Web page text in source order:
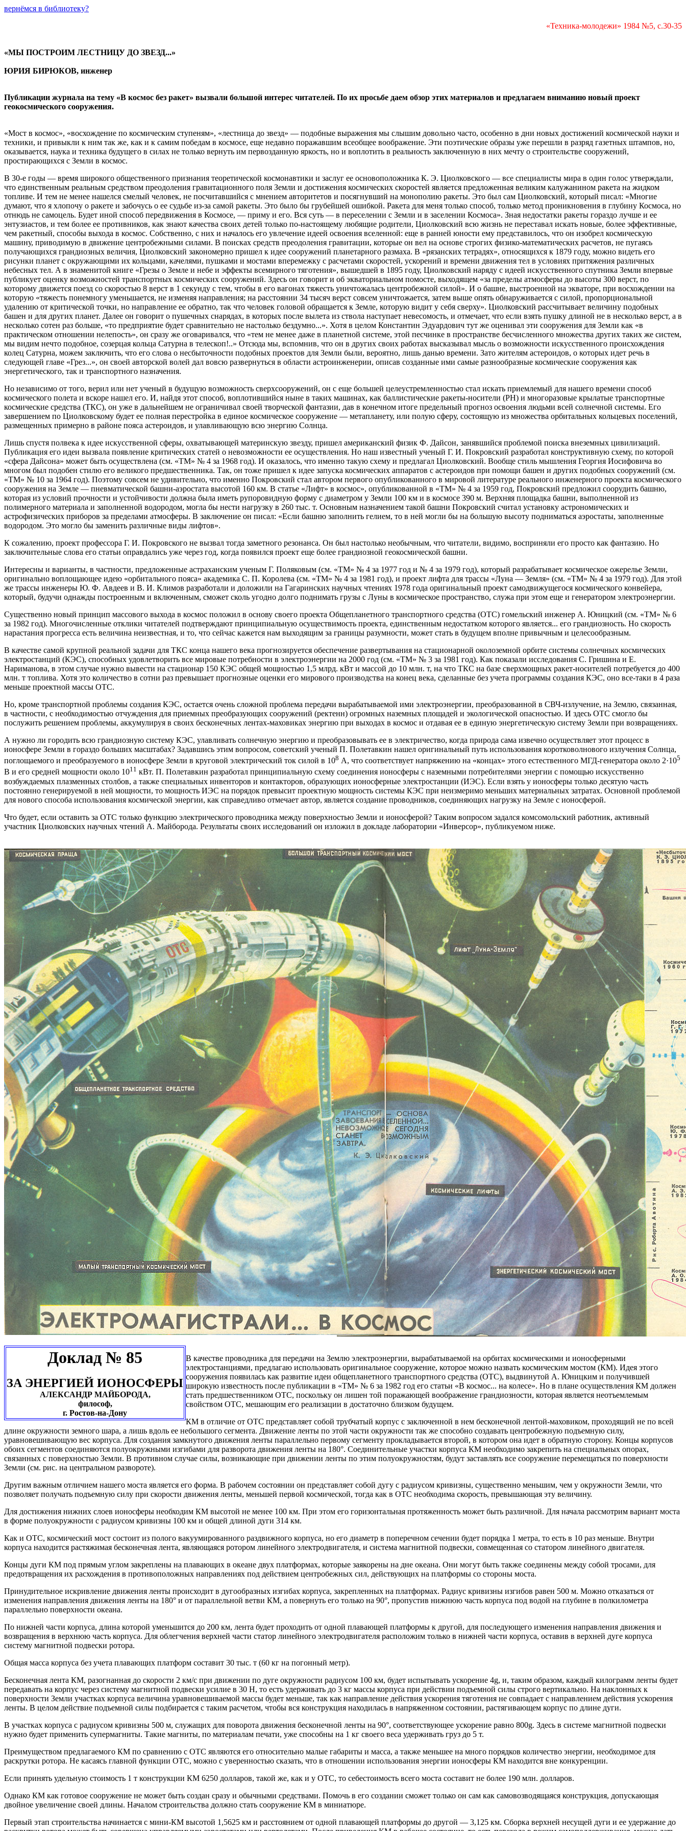
вернёмся в библиотеку?
«Техника-молодежи» 1984 №5, с.30-35
«МЫ ПОСТРОИМ ЛЕСТНИЦУ ДО ЗВЕЗД...»
ЮРИЯ БИРЮКОВ, инженер
Публикации журнала на тему «В космос без ракет» вызвали большой интерес читателей. По их просьбе даем обзор этих материалов и предлагаем вниманию новый проект
геокосмического сооружения.
«Мост в космос», «восхождение по космическим ступеням», «лестница до звезд» — подобные выражения мы слышим довольно часто, особенно в дни новых достижений космической науки и
техники, и привыкли к ним так же, как и к самим победам в космосе, еще недавно поражавшим всеобщее воображение. Эти поэтические образы уже перешли в разряд газетных штампов, но,
оказывается, наука и техника будущего в силах не только вернуть им первозданную яркость, но и воплотить в реальность заключенную в них мечту о строительстве сооружений,
простирающихся с Земли в космос.
В 30-е годы — время широкого общественного признания теоретической космонавтики и заслуг ее основоположника К. Э. Циолковского — все специалисты мира в один голос утверждали,
что единственным реальным средством преодоления гравитационного поля Земли и достижения космических скоростей является предложенная великим калужанином ракета на жидком
топливе. И тем не менее нашелся смелый человек, не посчитавшийся с мнением авторитетов и посягнувший на монополию ракеты. Это был сам Циолковский, который писал: «Многие
думают, что я хлопочу о ракете и забочусь о ее судьбе из-за самой ракеты. Это было бы грубейшей ошибкой. Ракета для меня только способ, только метод проникновения в глубину Космоса, но
отнюдь не самоцель. Будет иной способ передвижения в Космосе, — приму и его. Вся суть — в переселении с Земли и в заселении Космоса». Зная недостатки ракеты гораздо лучше и ее
энтузиастов, и тем более ее противников, как знают качества своих детей только по-настоящему любящие родители, Циолковский всю жизнь не переставал искать новые, более эффективные,
чем ракетный, способы выхода в космос. Собственно, с них и началось его увлечение идеей освоения вселенной: еще в ранней юности ему представилось, что он изобрел космическую
машину, приводимую в движение центробежными силами. В поисках средств преодоления гравитации, которые он вел на основе строгих физико-математических расчетов, не пугаясь
получающихся грандиозных величия, Циолковский закономерно пришел к идее сооружений планетарного размаха. В «рязанских тетрадях», относящихся к 1879 году, можно видеть его
рисунки планет с окружающими их кольцами, качелями, пушками и мостами вперемежку с расчетами скоростей, ускорений и времени движения тел в условиях притяжения различных
небесных тел. А в знаменитой книге «Грезы о Земле и небе и эффекты всемирного тяготения», вышедшей в 1895 году, Циолковский наряду с идеей искусственного спутника Земли впервые
публикует оценку возможностей транспортных космических сооружений. Здесь он говорит и об экваториальном помосте, выходящем «за пределы атмосферы до высоты 300 верст, по
которому движется поезд со скоростью 8 верст в 1 секунду с тем, чтобы в его вагонах тяжесть уничтожалась центробежной силой». И о башне, выстроенной на экваторе, при восхождении на
которую «тяжесть понемногу уменьшается, не изменяя направления; на расстоянии 34 тысяч верст совсем уничтожается, затем выше опять обнаруживается с силой, пропорциональной
удалению от критической точки, но направление ее обратно, так что человек головой обращается к Земле, которую видит у себя сверху». Циолковский рассчитывает величину подобных
башен и для других планет. Далее он говорит о пушечных снарядах, в которых после вылета из ствола наступает невесомость, и отмечает, что если взять пушку длиной не в несколько верст, а в
несколько сотен раз больше, «то предприятие будет сравнительно не настолько бездумно...». Хотя в целом Константин Эдуардович тут же оценивал эти сооружения для Земли как «в
практическом отношении нелепость», он сразу же оговаривался, что «тем не менее даже в планетной системе, этой песчинке в пространстве бесчисленного множества других таких же систем,
мы видим нечто подобное, созерцая кольца Сатурна в телескоп!..» Отсюда мы, вспомнив, что он в других своих работах высказывал мысль о возможности искусственного происхождения
колец Сатурна, можем заключить, что его слова о несбыточности подобных проектов для Земли были, вероятно, лишь данью времени. Зато жителям астероидов, о которых идет речь в
следующей главе «Грез...», он своей авторской волей дал вовсю развернуться в области астроинженерии, описав созданные ими самые разнообразные космические сооружения как
энергетического, так и транспортного назначения.
Но независимо от того, верил или нет ученый в будущую возможность сверхсооружений, он с еще большей целеустремленностью стал искать приемлемый для нашего времени способ
космического полета и вскоре нашел его. И, найдя этот способ, воплотившийся ныне в таких машинах, как баллистические ракеты-носители (РН) и многоразовые крылатые транспортные
космические средства (ТКС), он уже в дальнейшем не ограничивал своей творческой фантазии, дав в конечном итоге предельный прогноз освоения людьми всей солнечной системы. Его
завершением по Циолковскому будет ее полная перестройка в единое космическое сооружение — метапланету, или полую сферу, состоящую из множества орбитальных кольцевых поселений,
размещенных примерно в районе пояса астероидов, и улавливающую всю энергию Солнца.
Лишь спустя полвека к идее искусственной сферы, охватывающей материнскую звезду, пришел американский физик Ф. Дайсон, занявшийся проблемой поиска внеземных цивилизаций.
Публикация его идеи вызвала появление критических статей о невозможности ее осуществления. Но наш известный ученый Г. И. Покровский разработал конструктивную схему, по которой
«сфера Дайсона» может быть осуществлена (см. «ТМ» № 4 за 1968 год). И оказалось, что именно такую схему и предлагал Циолковский. Вообще стиль мышления Георгия Иосифовича во
многом был подобен стилю его великого предшественника. Так, он тоже пришел к идее запуска космических аппаратов с астероидов при помощи башен и других подобных сооружений (см.
«ТМ» № 10 за 1964 год). Поэтому совсем не удивительно, что именно Покровский стал автором первого опубликованного в мировой литературе реального инженерного проекта космического
сооружения на Земле — пневматической башни-аэростата высотой 160 км. В статье «Лифт» в космос», опубликованной в «ТМ» № 4 за 1959 год, Покровский предложил соорудить башню,
которая из условий прочности и устойчивости должна была иметь рупоровидную форму с диаметром у Земли 100 км и в космосе 390 м. Верхняя площадка башни, выполненной из
полимерного материала и заполненной водородом, могла бы нести нагрузку в 260 тыс. т. Основным назначением такой башни Покровский считал установку астрономических и
астрофизических приборов за пределами атмосферы. В заключение он писал: «Если башню заполнить гелием, то в ней могли бы на большую высоту подниматься аэростаты, заполненные
водородом. Это могло бы заменить различные виды лифтов».
К сожалению, проект профессора Г. И. Покровского не вызвал тогда заметного резонанса. Он был настолько необычным, что читатели, видимо, восприняли его просто как фантазию. Но
заключительные слова его статьи оправдались уже через год, когда появился проект еще более грандиозной геокосмической башни.
Интересны и варианты, в частности, предложенные астраханским ученым Г. Поляковым (см. «ТМ» № 4 за 1977 год и № 4 за 1979 год), который разрабатывает космическое ожерелье Земли,
оригинально воплощающее идею «орбитального пояса» академика С. П. Королева (см. «ТМ» № 4 за 1981 год), и проект лифта для трассы «Луна — Земля» (см. «ТМ» № 4 за 1979 год). Для этой
же трассы инженеры Ю. Ф. Авдеев и В. И. Климов разработали и доложили на Гагаринских научных чтениях 1978 года оригинальный проект самодвижущегося космического конвейера,
который, будучи однажды построенным и включенным, сможет сколь угодно долго поднимать грузы с Луны в космическое пространство, служа при этом еще и генератором электроэнергии.
Существенно новый принцип массового выхода в космос положил в основу своего проекта Общепланетного транспортного средства (ОТС) гомельский инженер А. Юницкий (см. «ТМ» № 6
за 1982 год). Многочисленные отклики читателей подтверждают принципиальную осуществимость проекта, единственным недостатком которого является... его грандиозность. Но скорость
нарастания прогресса есть величина неизвестная, и то, что сейчас кажется нам выходящим за границы разумности, может стать в будущем вполне привычным и целесообразным.
В качестве самой крупной реальной задачи для ТКС конца нашего века прогнозируется обеспечение развертывания на стационарной околоземной орбите системы солнечных космических
электростанций (КЭС), способных удовлетворить все мировые потребности в электроэнергии на 2000 год (см. «ТМ» № 3 за 1981 год). Как показали исследования С. Гришина и Е.
Нариманова, в этом случае нужно вывести на стационар 150 КЭС общей мощностью 1,5 млрд. кВт и массой до 10 млн. т, на что ТКС на базе сверхмощных ракет-носителей потребуется до 400
млн. т топлива. Хотя это количество в сотни раз превышает прогнозные оценки его мирового производства на конец века, сделанные без учета программы создания КЭС, оно все-таки в 4 раза
меньше проектной массы ОТС.
Но, кроме транспортной проблемы создания КЭС, остается очень сложной проблема передачи вырабатываемой ими электроэнергии, преобразованной в СВЧ-излучение, на Землю, связанная,
в частности, с необходимостью отчуждения для приемных преобразующих сооружений (ректенн) огромных наземных площадей и экологической опасностью. И здесь ОТС смогло бы
послужить решением проблемы, аккумулируя в своих бесконечных лентах-маховиках энергию при выходах в космос и отдавая ее в единую энергетическую систему Земли при возвращениях.
А нужно ли городить всю грандиозную систему КЭС, улавливать солнечную энергию и преобразовывать ее в электричество, когда природа сама извечно осуществляет этот процесс в
ионосфере Земли в гораздо больших масштабах? Задавшись этим вопросом, советский ученый П. Полетавкин нашел оригинальный путь использования коротковолнового излучения Солнца,
поглощаемого и преобразуемого в ионосфере Земли в круговой электрический ток силой в 108 А, что соответствует напряжению на «концах» этого естественного МГД-генератора около 2·105
В и его средней мощности около 1011 кВт. П. Полетавкин разработал принципиальную схему соединения ионосферы с наземными потребителями энергии с помощью искусственно
возбуждаемых плазменных столбов, а также специальных инвенторов и контакторов, образующих ионосферные электростанции (ИЭС). Если взять у ионосферы только десятую часть
постоянно генерируемой в ней мощности, то мощность ИЭС на порядок превысит проектную мощность системы КЭС при неизмеримо меньших материальных затратах. Основной проблемой
для нового способа использования космической энергии, как справедливо отмечает автор, является создание проводников, соединяющих нагрузку на Земле с ионосферой.
Что будет, если оставить за ОТС только функцию электрического проводника между поверхностью Земли и ионосферой? Таким вопросом задался комсомольский работник, активный
участник Циолковских научных чтений А. Майборода. Результаты своих исследований он изложил в докладе лаборатории «Инверсор», публикуемом ниже.
Доклад № 85
ЗА ЭНЕРГИЕЙ ИОНОСФЕРЫ
АЛЕКСАНДР МАЙБОРОДА,
философ,
г. Ростов-на-Дону
В качестве проводника для передачи на Землю электроэнергии, вырабатываемой на орбитах космическими и ионосферными
электростанциями, предлагаю использовать оригинальное сооружение, которое можно назвать космическим мостом (КМ). Идея этого
сооружения появилась как развитие идеи общепланетного транспортного средства (ОТС), выдвинутой А. Юницким и получившей
широкую известность после публикации в «ТМ» № 6 за 1982 год его статьи «В космос... на колесе». Но в плане осуществления КМ должен
стать предшественником ОТС, поскольку он лишен той поражающей воображение грандиозности, которая является неотъемлемым
свойством ОТС, мешающим его реализации в достаточно близком будущем.
КМ в отличие от ОТС представляет собой трубчатый корпус с заключенной в нем бесконечной лентой-маховиком, проходящий не по всей
длине окружности земного шара, а лишь вдоль ее небольшого сегмента. Движение ленты по этой части окружности так же способно создавать центробежную подъемную силу,
уравновешивающую вес корпуса. Для создания замкнутого движения ленты параллельно первому сегменту прокладывается второй, в котором она идет в обратную сторону. Концы корпусов
обоих сегментов соединяются полуокружными изгибами для разворота движения ленты на 180°. Соединительные участки корпуса КМ необходимо закрепить на специальных опорах,
связанных с поверхностью Земли. В противном случае силы, возникающие при движении ленты по этим полуокружностям, будут заставлять все сооружение перемещаться по поверхности
Земли (см. рис. на центральном развороте).
Другим важным отличием нашего моста является его форма. В рабочем состоянии он представляет собой дугу с радиусом кривизны, существенно меньшим, чем у окружности Земли, что
позволяет получать подъемную силу при скорости движения ленты, меньшей первой космической, тогда как в ОТС необходима скорость, превышающая эту величину.
Для достижения нижних слоев ионосферы необходим КМ высотой не менее 100 км. При этом его горизонтальная протяженность может быть различной. Для начала рассмотрим вариант моста
в форме полуокружности с радиусом кривизны 100 км и общей длиной дуги 314 км.
Как и ОТС, космический мост состоит из полого вакуумированного раздвижного корпуса, но его диаметр в поперечном сечении будет порядка 1 метра, то есть в 10 раз меньше. Внутри
корпуса находится растяжимая бесконечная лента, являющаяся ротором линейного электродвигателя, и система магнитной подвески, совмещенная со статором линейного двигателя.
Концы дуги КМ под прямым углом закреплены на плавающих в океане двух платформах, которые заякорены на дне океана. Они могут быть также соединены между собой тросами, для
предотвращения их расхождения в противоположных направлениях под действием центробежных сил, действующих на платформы со стороны моста.
Принудительное искривление движения ленты происходит в дугообразных изгибах корпуса, закрепленных на платформах. Радиус кривизны изгибов равен 500 м. Можно отказаться от
изменения направления движения ленты на 180° и от параллельной ветви КМ, а повернуть его только на 90°, пропустив нижнюю часть корпуса под водой на глубине в полкилометра
параллельно поверхности океана.
По нижней части корпуса, длина которой уменьшится до 200 км, лента будет проходить от одной плавающей платформы к другой, для последующего изменения направления движения и
возвращения в верхнюю часть корпуса. Для облегчения верхней части статор линейного электродвигателя расположим только в нижней части корпуса, оставив в верхней дуге корпуса
систему магнитной подвески ротора.
Общая масса корпуса без учета плавающих платформ составит 30 тыс. т (60 кг на погонный метр).
Бесконечная лента КМ, разогнанная до скорости 2 км/с при движении по дуге окружности радиусом 100 км, будет испытывать ускорение 4g, и, таким образом, каждый килограмм ленты будет
передавать на корпус через систему магнитной подвески усилие в 30 Н, то есть удерживать до 3 кг массы корпуса при действии подъемной силы строго вертикально. На наклонных к
поверхности Земли участках корпуса величина уравновешиваемой массы будет меньше, так как направление действия ускорения тяготения не совпадает с направлением действия ускорения
ленты. В целом действие подъемной силы подбирается с таким расчетом, чтобы вся конструкция находилась в напряженном состоянии, растягивающем корпус по длине дуги.
В участках корпуса с радиусом кривизны 500 м, служащих для поворота движения бесконечной ленты на 90°, соответствующее ускорение равно 800g. Здесь в системе магнитной подвески
нужно будет применить супермагниты. Такие магниты, по материалам печати, уже способны на 1 кг своего веса удерживать груз до 5 т.
Преимуществом предлагаемого КМ по сравнению с ОТС являются его относительно малые габариты и масса, а также меньшее на много порядков количество энергии, необходимое для
раскрутки ротора. Не касаясь главной функции ОТС, можно с уверенностью сказать, что в отношении использования энергии ионосферы КМ находится вне конкуренции.
Если принять удельную стоимость 1 т конструкции КМ 6250 долларов, такой же, как и у ОТС, то себестоимость всего моста составит не более 190 млн. долларов.
Однако КМ как готовое сооружение не может быть создан сразу и обычными средствами. Помочь в его создании сможет только он сам как самовозводящаяся конструкция, допускающая
двойное увеличение своей длины. Началом строительства должно стать сооружение КМ в миниатюре.
Первый этап строительства начинается с мини-КМ высотой 1,5625 км и расстоянием от одной плавающей платформы до другой — 3,125 км. Сборка верхней несущей дуги и ее удержание до